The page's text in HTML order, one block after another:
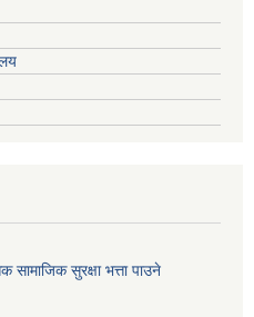
सुरक्षा भत्ता पाउने